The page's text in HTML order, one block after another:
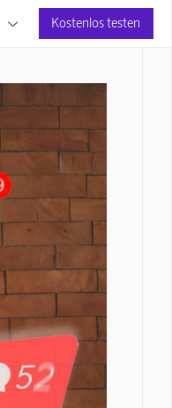
 Kostenlos testen